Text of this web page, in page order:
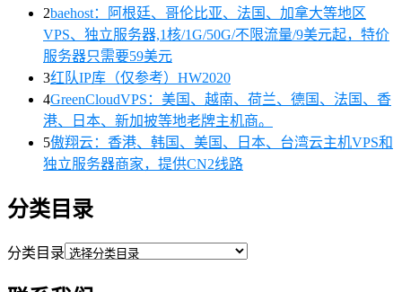
2baehost：阿根廷、哥伦比亚、法国、加拿大等地区
VPS、独立服务器,1核/1G/50G/不限流量/9美元起，特价
服务器只需要59美元
3红队IP库（仅参考）HW2020
4GreenCloudVPS：美国、越南、荷兰、德国、法国、香
港、日本、新加披等地老牌主机商。
5傲翔云：香港、韩国、美国、日本、台湾云主机VPS和
独立服务器商家，提供CN2线路
分类目录
分类目录